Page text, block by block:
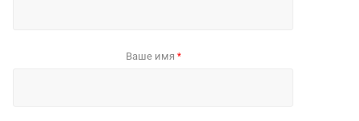
Ваше имя *